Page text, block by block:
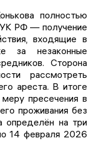
полностью
РФ — получение
входящие в
за незаконные
Сторона
рассмотреть
ареста. В итоге
пресечения в
проживания без
определён на три
14 февраля 2026